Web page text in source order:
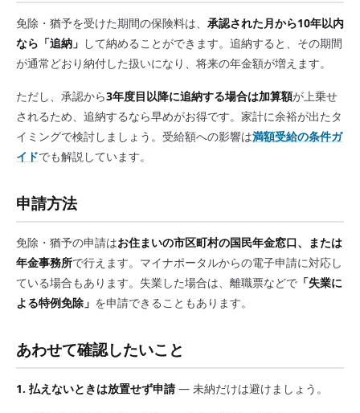
免除・猶予を受けた期間の保険料は、 承認された月から10年以内
なら「追納」 して納めることができます。追納すると、その期間
が通常どおり納付した扱いになり、将来の年金額が増えます。
ただし、承認から3年度目以降に追納する場合は加算額が上乗せ
されるため、追納するなら早めがお得です。家計に余裕が出たタ
イミングで検討しましょう。受給額への影響は満額受給の条件ガ
イドでも解説しています。
申請方法
免除・猶予の申請はお住まいの市区町村の国民年金窓口、または
年金事務所で行えます。マイナポータルからの電子申請に対応し
ている場合もあります。失業した場合は、離職票などで 「失業に
よる特例免除」 を申請できることもあります。
あわせて確認したいこと
1. 払えないときは放置せず申請— 未納だけは避けましょう。